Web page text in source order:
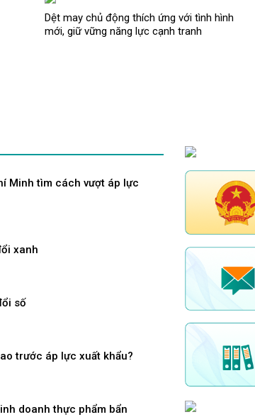
Dệt may chủ động thích ứng với tình hình
mới, giữ vững năng lực cạnh tranh
Minh tìm cách vượt áp lực
xanh
số
trước áp lực xuất khẩu?
doanh thực phẩm bẩn